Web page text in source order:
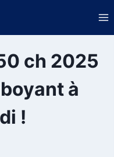
ch 2025
à
!